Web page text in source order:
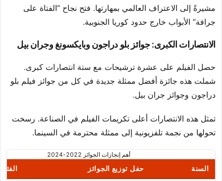
مشيرةً إلى الاعتراف العالمي بمهارتها. فتح نجاح “الفتاة على
جرافة” الأبواب خارج حدود كوريا الجنوبية.
الانتصارات الكبرى: جوائز بلو دراجون وبايكسونغ وجران بيل
حصل الفيلم على عشرة ترشيحات مع ستة انتصارات كبرى.
شملت هذه جائزة أفضل ممثلة جديدة في كل من جوائز فيلم بلو
دراجون وجوائز جران بيل.
تمثل هذه الانتصارات أعلى تكريمات الفيلم في الصناعة. رسخت
تحولها من نجمة تلفزيونية إلى ممثلة محترمة في السينما.
أهم إنجازات الجوائز 2022-2024
السنة حفل توزيع الجوائز الفئة